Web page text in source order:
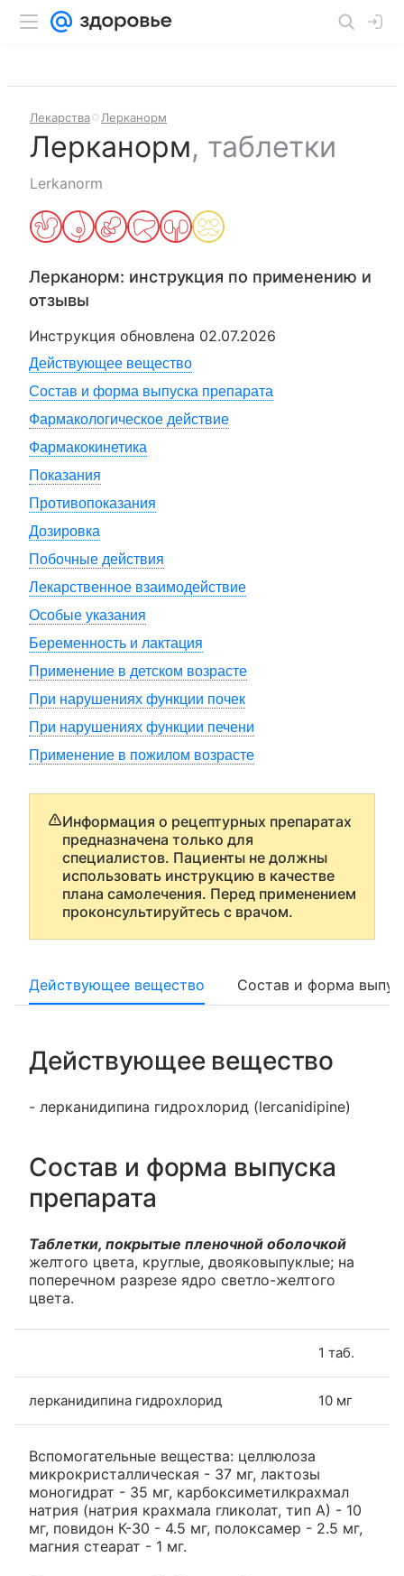
Лекарства Лерканорм
Лерканорм, таблетки
Lerkanorm
Лерканорм: инструкция по применению и
отзывы
Инструкция обновлена 02.07.2026
Действующее вещество
Состав и форма выпуска препарата
Фармакологическое действие
Фармакокинетика
Показания
Противопоказания
Дозировка
Побочные действия
Лекарственное взаимодействие
Особые указания
Беременность и лактация
Применение в детском возрасте
При нарушениях функции почек
При нарушениях функции печени
Применение в пожилом возрасте
Информация о рецептурных препаратах
предназначена только для
специалистов. Пациенты не должны
использовать инструкцию в качестве
плана самолечения. Перед применением
проконсультируйтесь с врачом.
Действующее вещество Состав и форма
Действующее вещество
- лерканидипина гидрохлорид (lercanidipine)
Состав и форма выпуска
препарата
Таблетки, покрытые пленочной оболочкой
желтого цвета, круглые, двояковыпуклые; на
поперечном разрезе ядро светло-желтого
цвета.
1 таб.
лерканидипина гидрохлорид 10 мг
Вспомогательные вещества: целлюлоза
микрокристаллическая - 37 мг, лактозы
моногидрат - 35 мг, карбоксиметилкрахмал
натрия (натрия крахмала гликолат, тип А) - 10
мг, повидон К-30 - 4.5 мг, полоксамер - 2.5 мг,
магния стеарат - 1 мг.